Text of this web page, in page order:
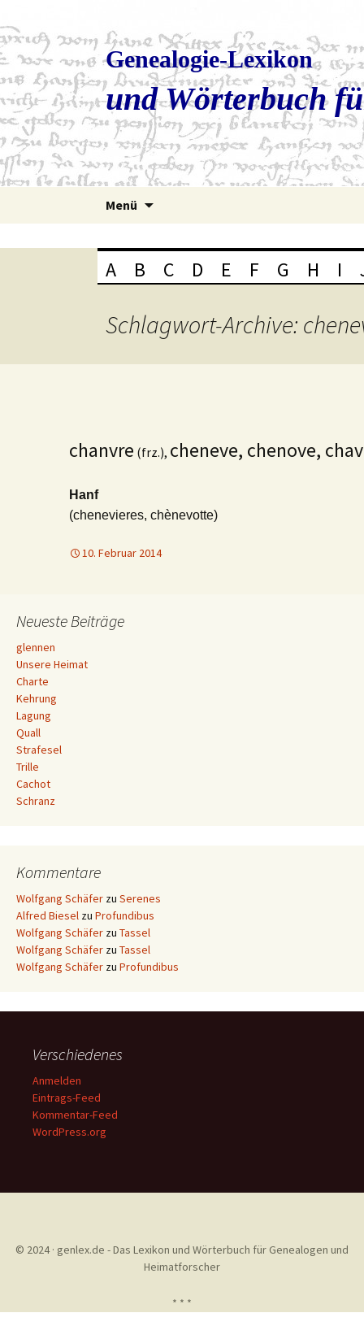
Genealogie-Lexikon
und Wörterbuch
Menü
A B C D E F G H I
Schlagwort-Archive:
chanvre (frz.), cheneve, chenove,
Hanf
(chenevieres, chènevotte)
10. Februar 2014
Neueste Beiträge
glennen
Unsere Heimat
Charte
Kehrung
Lagung
Quall
Strafesel
Trille
Cachot
Schranz
Kommentare
Wolfgang Schäfer zu Serenes
Alfred Biesel zu Profundibus
Wolfgang Schäfer zu Tassel
Wolfgang Schäfer zu Tassel
Wolfgang Schäfer zu Profundibus
Verschiedenes
Anmelden
Eintrags-Feed
Kommentar-Feed
WordPress.org
© 2024 · genlex.de - Das Lexikon und Wörterbuch für Genealogen und
Heimatforscher
* * *